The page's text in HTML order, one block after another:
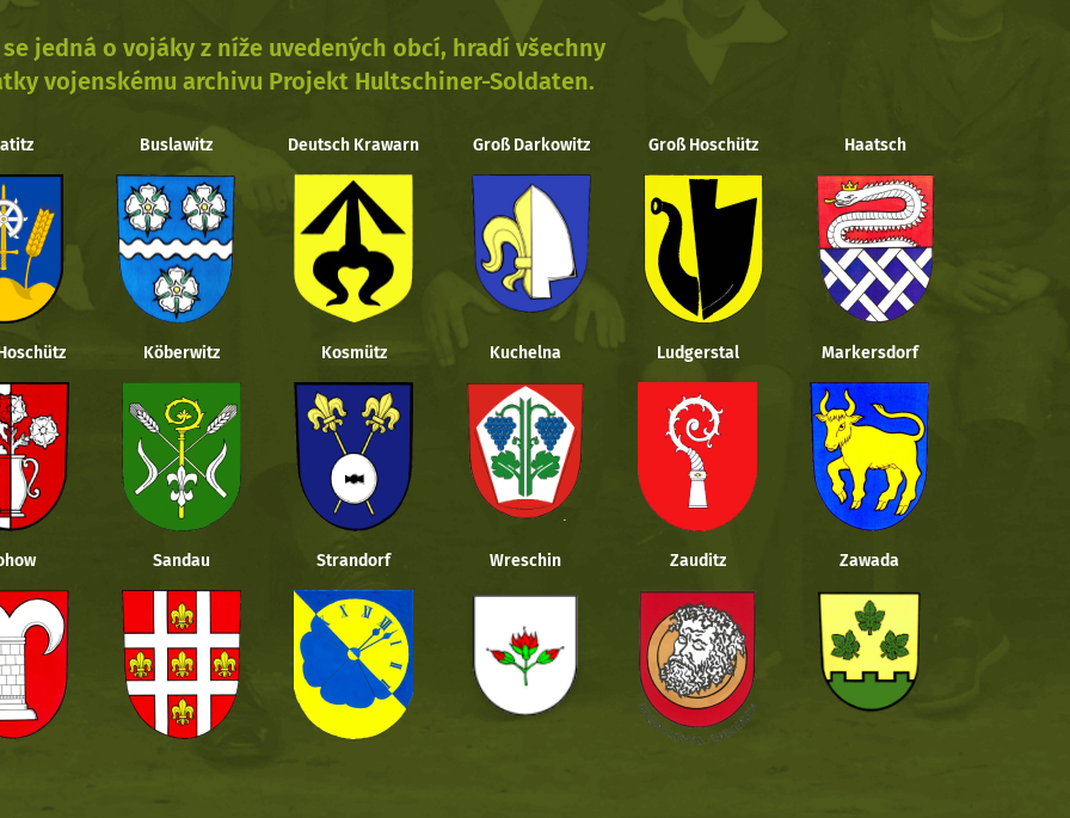
jedná o vojáky z níže uvedených obcí, hradí všechny
vojenskému archivu Projekt Hultschiner-Soldaten.
Buslawitz Deutsch Krawarn Groß Darkowitz Groß Hoschütz Haatsch
Köberwitz Kosmütz Kuchelna Ludgerstal Markersdorf
Sandau Strandorf Wreschin Zauditz Zawada